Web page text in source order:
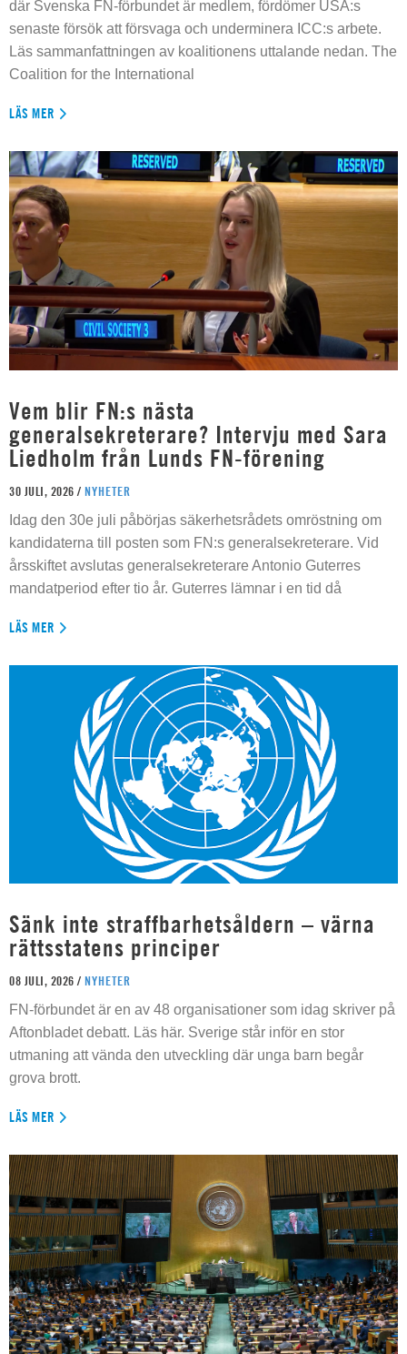
där Svenska FN-förbundet är medlem, fördömer USA:s
senaste försök att försvaga och underminera ICC:s arbete.
Läs sammanfattningen av koalitionens uttalande nedan. The
Coalition for the International
LÄS MER
Vem blir FN:s nästa
generalsekreterare? Intervju med Sara
Liedholm från Lunds FN-förening
30 JULI, 2026 / NYHETER
Idag den 30e juli påbörjas säkerhetsrådets omröstning om
kandidaterna till posten som FN:s generalsekreterare. Vid
årsskiftet avslutas generalsekreterare Antonio Guterres
mandatperiod efter tio år. Guterres lämnar i en tid då
LÄS MER
Sänk inte straffbarhetsåldern – värna
rättsstatens principer
08 JULI, 2026 / NYHETER
FN-förbundet är en av 48 organisationer som idag skriver på
Aftonbladet debatt. Läs här. Sverige står inför en stor
utmaning att vända den utveckling där unga barn begår
grova brott.
LÄS MER